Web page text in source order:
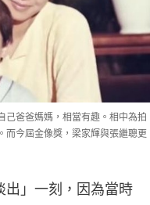
己爸爸媽媽，相當有趣。相中為拍
而今屆金像獎，梁家輝與張繼聰更
出」一刻，因為當時